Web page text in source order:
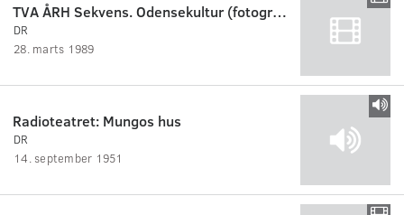
TVA ÅRH Sekvens. Odensekultur (fotograf: Palle Eisborg Nielsen):.Solskinsopt. fra Odense:
DR
28. marts 1989
Radioteatret: Mungos hus
DR
14. september 1951